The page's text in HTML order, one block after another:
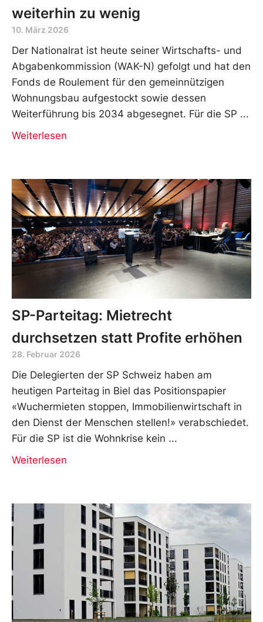
weiterhin zu wenig
10. März 2026
Der Nationalrat ist heute seiner Wirtschafts- und
Abgabenkommission (WAK-N) gefolgt und hat den
Fonds de Roulement für den gemeinnützigen
Wohnungsbau aufgestockt sowie dessen
Weiterführung bis 2034 abgesegnet. Für die SP
Weiterlesen
SP-Parteitag: Mietrecht
durchsetzen statt Profite erhöhen
28. Februar 2026
Die Delegierten der SP Schweiz haben am
heutigen Parteitag in Biel das Positionspapier
«Wuchermieten stoppen, Immobilienwirtschaft in
den Dienst der Menschen stellen!» verabschiedet.
Für die SP ist die Wohnkrise kein
Weiterlesen